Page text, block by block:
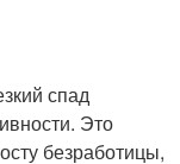
спад
Это
безработицы,